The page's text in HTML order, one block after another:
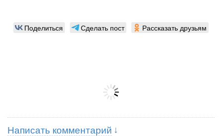
Поделиться Сделать пост Рассказать друзьям
Написать комментарий